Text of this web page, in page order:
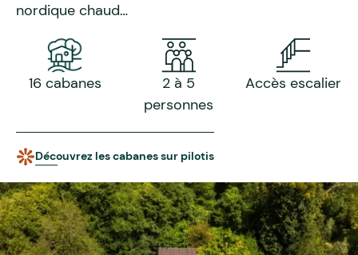
nordique chaud…
16 cabanes
2 à 5
personnes
Accès escalier
Découvrez les cabanes sur pilotis